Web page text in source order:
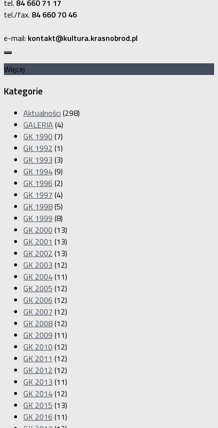
tel. 84 660 71 17
tel./fax. 84 660 70 46
e-mail: kontakt@kultura.krasnobrod.pl
Więcej
Kategorie
Aktualności (298)
GALERIA (4)
GK 1990 (7)
GK 1992 (1)
GK 1993 (3)
GK 1994(9)
GK 1996 (2)
GK 1997 (4)
GK 1998(5)
GK 1999 (8)
GK 2000 (13)
GK 2001 (13)
GK 2002 (13)
GK 2003 (12)
GK 2004(11)
GK 2005 (12)
GK 2006 (12)
GK 2007 (12)
GK 2008(12)
GK 2009 (11)
GK 2010 (12)
GK 2011 (12)
GK 2012 (12)
GK 2013 (11)
GK 2014(12)
GK 2015 (13)
GK 2016 (11)